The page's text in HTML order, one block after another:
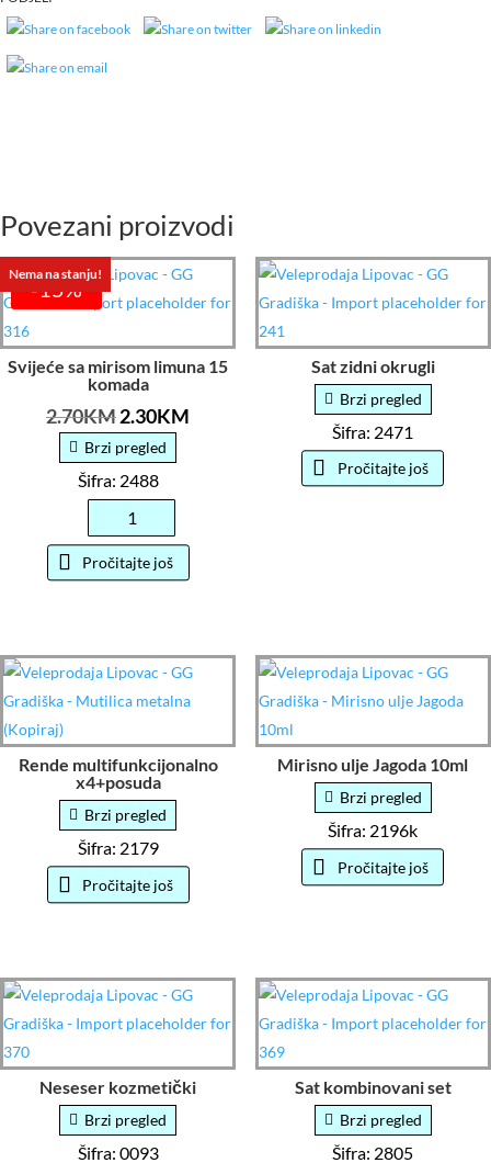
Povezani proizvodi
Nema na stanju!
-15%
Svijeće sa mirisom limuna 15
komada
2.70KMOriginalna
cena
je
bila:
2.70KM.
2.30KM
Brzi pregled
Šifra: 2488
mirisom
komada
količina
Pročitajte još
Sat zidni okrugli
Brzi pregled
Šifra: 2471
Pročitajte još
Rende multifunkcijonalno
x4+posuda
Brzi pregled
Šifra: 2179
Pročitajte još
Mirisno ulje Jagoda 10ml
Brzi pregled
Šifra: 2196k
Pročitajte još
Neseser kozmetički
Brzi pregled
Šifra: 0093
Sat kombinovani set
Brzi pregled
Šifra: 2805